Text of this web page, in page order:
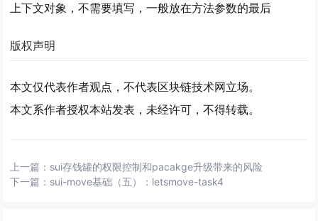
上下文对象，不需要填写，一般放在方法参数的最后
版权声明
本文仅代表作者观点，不代表区块链技术网立场。
本文系作者授权本站发表，未经许可，不得转载。
上一篇： sui存钱罐的权限控制和pacakge升级带来的风险
下一篇： sui-move基础（五）：letsmove-task4